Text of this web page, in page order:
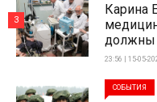
Карина
должны
23:56 | 15-05-
3
СОБЫТИЯ